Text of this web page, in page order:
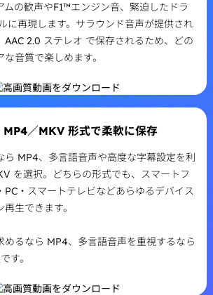
ムの歓声やF1™エンジン音、緊迫したドラ
に再現します。サラウンド音声が提供され
AAC 2.0 ステレオ で保存されるため、どの
音質で楽しめます。
／MKV 形式で柔軟に保存
ら MP4、多言語音声や高度な字幕設定を利
を選択。どちらの形式でも、スマートフ
PC・スマートテレビなどあらゆるデバイス
生できます。
めるなら MP4、多言語音声を重視するなら
す。